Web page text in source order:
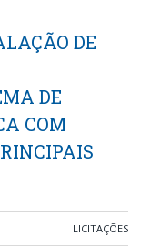
DE
DE
COM
LICITAÇÕES